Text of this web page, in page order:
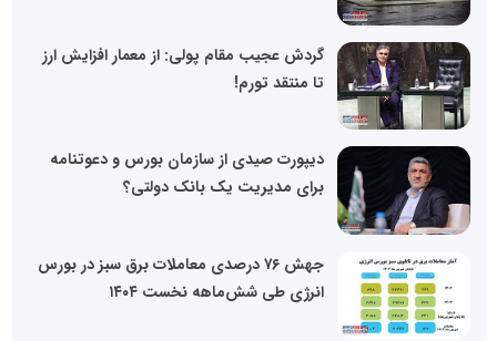
گردش عجیب مقام پولی: از معمار افزایش ارز
تا منتقد تورم!
دیپورت صیدی از سازمان بورس و دعوتنامه
برای مدیریت یک بانک دولتی؟
جهش ۷۶ درصدی معاملات برق سبز در بورس
انرژی طی شش‌ماهه نخست ۱۴۰۴